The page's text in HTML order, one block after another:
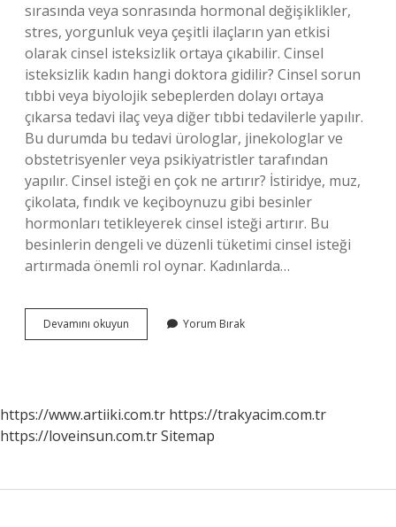
sırasında veya sonrasında hormonal değişiklikler,
stres, yorgunluk veya çeşitli ilaçların yan etkisi
olarak cinsel isteksizlik ortaya çıkabilir. Cinsel
isteksizlik kadın hangi doktora gidilir? Cinsel sorun
tıbbi veya biyolojik sebeplerden dolayı ortaya
çıkarsa tedavi ilaç veya diğer tıbbi tedavilerle yapılır.
Bu durumda bu tedavi ürologlar, jinekologlar ve
obstetrisyenler veya psikiyatristler tarafından
yapılır. Cinsel isteği en çok ne artırır? İstiridye, muz,
çikolata, fındık ve keçiboynuzu gibi besinler
hormonları tetikleyerek cinsel isteği artırır. Bu
besinlerin dengeli ve düzenli tüketimi cinsel isteği
artırmada önemli rol oynar. Kadınlarda…
Devamını okuyun
Isteği
Yorum Bırak
https://www.artiiki.com.tr https://trakyacim.com.tr
https://loveinsun.com.trSitemap